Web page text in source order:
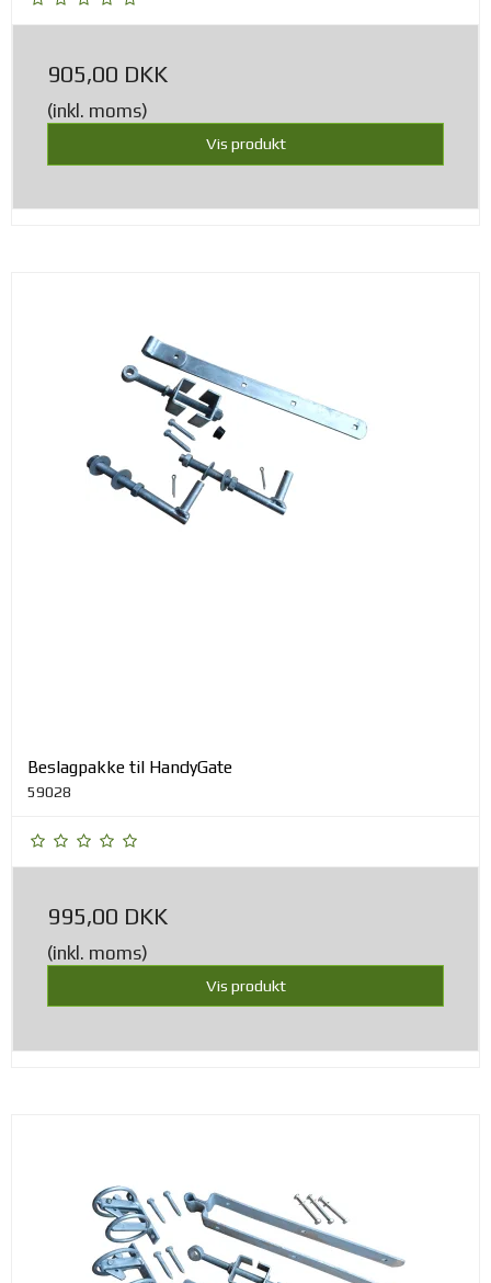
905,00 DKK
(inkl. moms)
Vis produkt
Beslagpakke til HandyGate
59028
995,00 DKK
(inkl. moms)
Vis produkt